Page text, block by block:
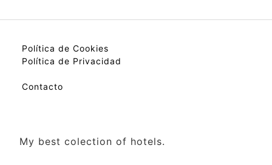
Política de Cookies
Política de Privacidad
Contacto
My best colection of hotels.